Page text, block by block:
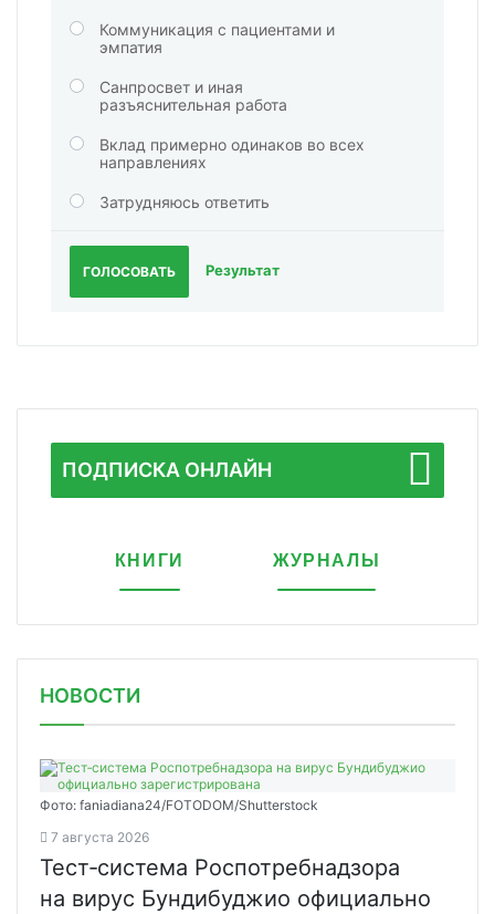
Коммуникация с пациентами и
эмпатия
Санпросвет и иная
разъяснительная работа
Вклад примерно одинаков во всех
направлениях
Затрудняюсь ответить
ГОЛОСОВАТЬ Результат
ПОДПИСКА ОНЛАЙН
КНИГИ ЖУРНАЛЫ
НОВОСТИ
Фото: faniadiana24/FOTODOM/Shutterstock
7 августа 2026
Тест‑система Роспотребнадзора
на вирус Бундибуджио официально